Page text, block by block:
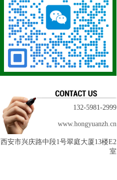
132-5981-2999
www.hongyuanzh.cn
西安市兴庆路中段1号翠庭大厦13楼E2
室